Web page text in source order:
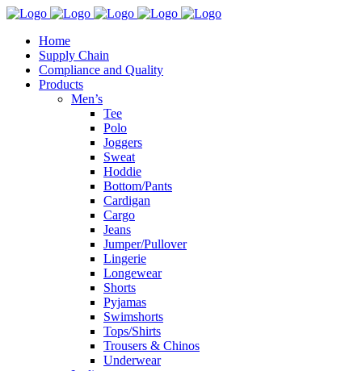
Home
Supply Chain
Compliance and Quality
Products
Men’s
Tee
Polo
Joggers
Sweat
Hoddie
Bottom/Pants
Cardigan
Cargo
Jeans
Jumper/Pullover
Lingerie
Longewear
Shorts
Pyjamas
Swimshorts
Tops/Shirts
Trousers & Chinos
Underwear